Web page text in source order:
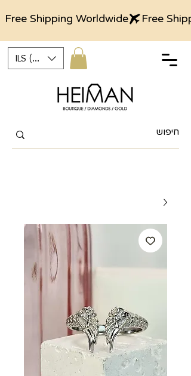
Free Shipping Worldwide
ILS (₪)